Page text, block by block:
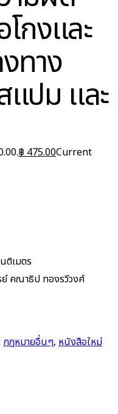
กงและ
ทาง
ปม และ
฿ 475.00Current
ติเมตร
ย์ คณาธิป ทองรวีวงศ์
กฎหมายอื่นๆ, หนังสือใหม่